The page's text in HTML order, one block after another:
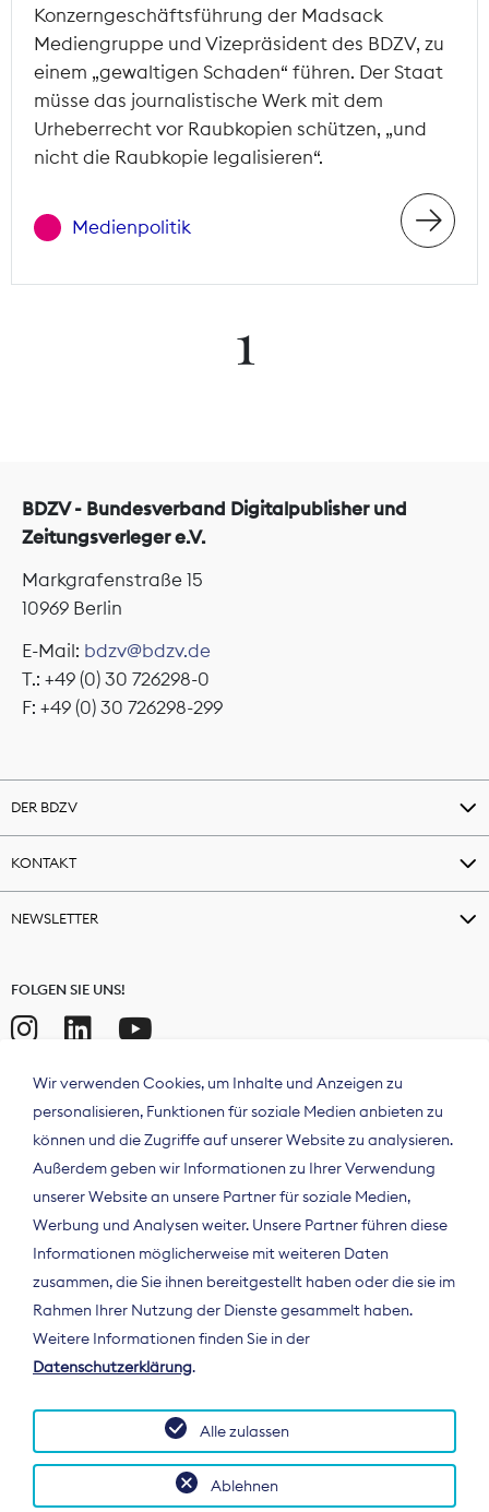
Konzerngeschäftsführung der Madsack
Mediengruppe und Vizepräsident des BDZV, zu
einem „gewaltigen Schaden“ führen. Der Staat
müsse das journalistische Werk mit dem
Urheberrecht vor Raubkopien schützen, „und
nicht die Raubkopie legalisieren“.
Medienpolitik
1
BDZV - Bundesverband Digitalpublisher und
Zeitungsverleger e.V.
Markgrafenstraße 15
10969 Berlin
E-Mail: bdzv@bdzv.de
T.: +49 (0) 30 726298-0
F: +49 (0) 30 726298-299
DER BDZV
KONTAKT
NEWSLETTER
FOLGEN SIE UNS!
Der Bundesverband Digitalpublisher und
Zeitungsverleger (BDZV) vertritt als
Spitzenorganisation die Interessen der
Deutschland und auf EU-Ebene.
Wir verwenden Cookies, um Inhalte und Anzeigen zu
personalisieren, Funktionen für soziale Medien anbieten zu
können und die Zugriffe auf unserer Website zu analysieren.
Außerdem geben wir Informationen zu Ihrer Verwendung
unserer Website an unsere Partner für soziale Medien,
Werbung und Analysen weiter. Unsere Partner führen diese
Informationen möglicherweise mit weiteren Daten
zusammen, die Sie ihnen bereitgestellt haben oder die sie im
Rahmen Ihrer Nutzung der Dienste gesammelt haben.
Weitere Informationen finden Sie in der
Datenschutzerklärung.
Ablehnen
Alle zulassen